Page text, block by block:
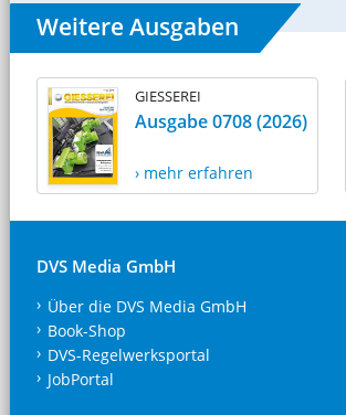
Weitere Ausgaben
GIESSEREI
Ausgabe 0708 (2026)
› mehr erfahren
DVS Media GmbH
Über die DVS Media GmbH
Book-Shop
DVS-Regelwerksportal
JobPortal